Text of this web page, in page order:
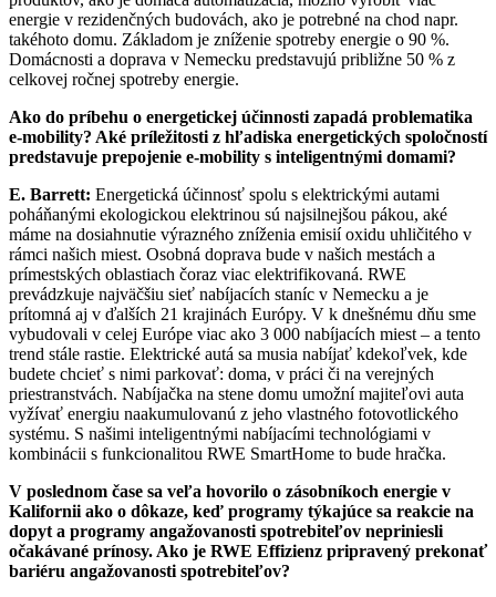
energie v rezidenčných budovách, ako je potrebné na chod napr.
takéhoto domu. Základom je zníženie spotreby energie o 90 %.
Domácnosti a doprava v Nemecku predstavujú približne 50 % z
celkovej ročnej spotreby energie.
Ako do príbehu o energetickej účinnosti zapadá problematika
e-mobility? Aké príležitosti z hľadiska energetických spoločností
predstavuje prepojenie e-mobility s inteligentnými domami?
E. Barrett: Energetická účinnosť spolu s elektrickými autami
poháňanými ekologickou elektrinou sú najsilnejšou pákou, aké
máme na dosiahnutie výrazného zníženia emisií oxidu uhličitého v
rámci našich miest. Osobná doprava bude v našich mestách a
prímestských oblastiach čoraz viac elektrifikovaná. RWE
prevádzkuje najväčšiu sieť nabíjacích staníc v Nemecku a je
prítomná aj v ďalších 21 krajinách Európy. V k dnešnému dňu sme
vybudovali v celej Európe viac ako 3 000 nabíjacích miest – a tento
trend stále rastie. Elektrické autá sa musia nabíjať kdekoľvek, kde
budete chcieť s nimi parkovať: doma, v práci či na verejných
priestranstvách. Nabíjačka na stene domu umožní majiteľovi auta
vyžívať energiu naakumulovanú z jeho vlastného fotovotlického
systému. S našimi inteligentnými nabíjacími technológiami v
kombinácii s funkcionalitou RWE SmartHome to bude hračka.
V poslednom čase sa veľa hovorilo o zásobníkoch energie v
Kalifornii ako o dôkaze, keď programy týkajúce sa reakcie na
dopyt a programy angažovanosti spotrebiteľov nepriniesli
očakávané prínosy. Ako je RWE Effizienz pripravený prekonať
bariéru angažovanosti spotrebiteľov?